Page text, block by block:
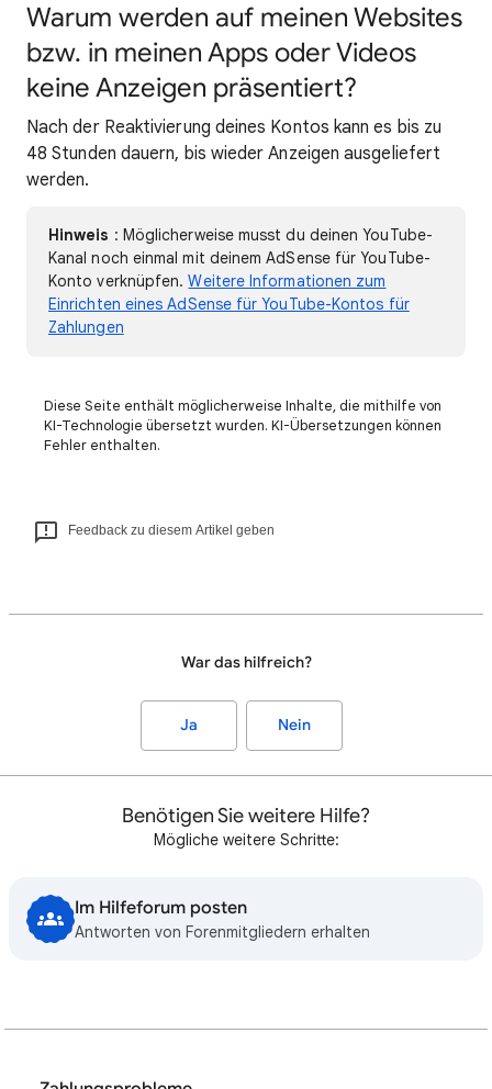
Warum werden auf meinen Websites
bzw. in meinen Apps oder Videos
keine Anzeigen präsentiert?
Nach der Reaktivierung deines Kontos kann es bis zu
48 Stunden dauern, bis wieder Anzeigen ausgeliefert
werden.
Hinweis : Möglicherweise musst du deinen YouTube-
Kanal noch einmal mit deinem AdSense für YouTube-
Konto verknüpfen.Weitere Informationen zum
Einrichten eines AdSense für YouTube-Kontos für
Zahlungen
Diese Seite enthält möglicherweise Inhalte, die mithilfe von
KI-Technologie übersetzt wurden. KI-Übersetzungen können
Fehler enthalten.
Feedback zu diesem Artikel geben
War das hilfreich?
Ja Nein
Benötigen Sie weitere Hilfe?
Mögliche weitere Schritte:
Im Hilfeforum posten
Antworten von Forenmitgliedern erhalten